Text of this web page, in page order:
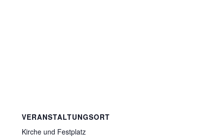
VERANSTALTUNGSORT
Kirche und Festplatz